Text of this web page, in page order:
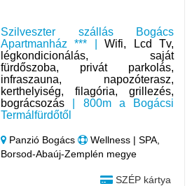
Szilveszter szállás Bogács
Apartmanház *** |Wifi, Lcd Tv,
légkondicionálás, saját
fürdőszoba, privát parkolás,
infraszauna, napozóterasz,
kerthelyiség, filagória, grillezés,
bográcsozás | 800m a Bogácsi
Termálfürdőtől
Panzió Bogács
Wellness | SPA,
Borsod-Abaúj-Zemplén megye
SZÉP kártya